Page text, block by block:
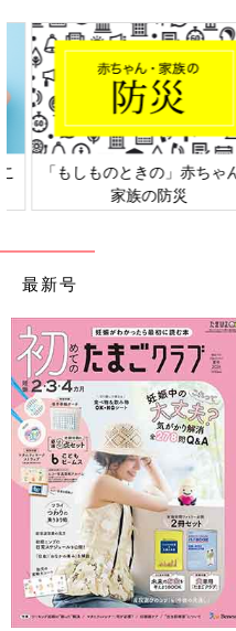
日本外来小児科学会リーフレッ
ト検討会
最新号